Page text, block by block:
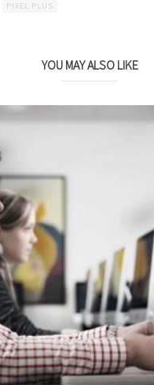
PIXEL PLUS
YOU MAY ALSO LIKE